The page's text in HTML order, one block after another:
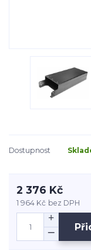
Dostupnost
2 376 Kč
1 964 Kč bez DPH